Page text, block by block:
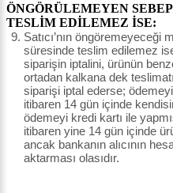
ÖNGÖRÜLEMEYEN
TESLİM EDİLEMEZ İSE:
Satıcı’nın
süresinde teslim edilemez
siparişin iptalini, ürünün
ortadan kalkana dek
siparişi iptal ederse;
itibaren 14 gün içinde
ödemeyi kredi kartı ile
itibaren yine 14 gün içinde
ancak bankanın alıcının
aktarması olasıdır.